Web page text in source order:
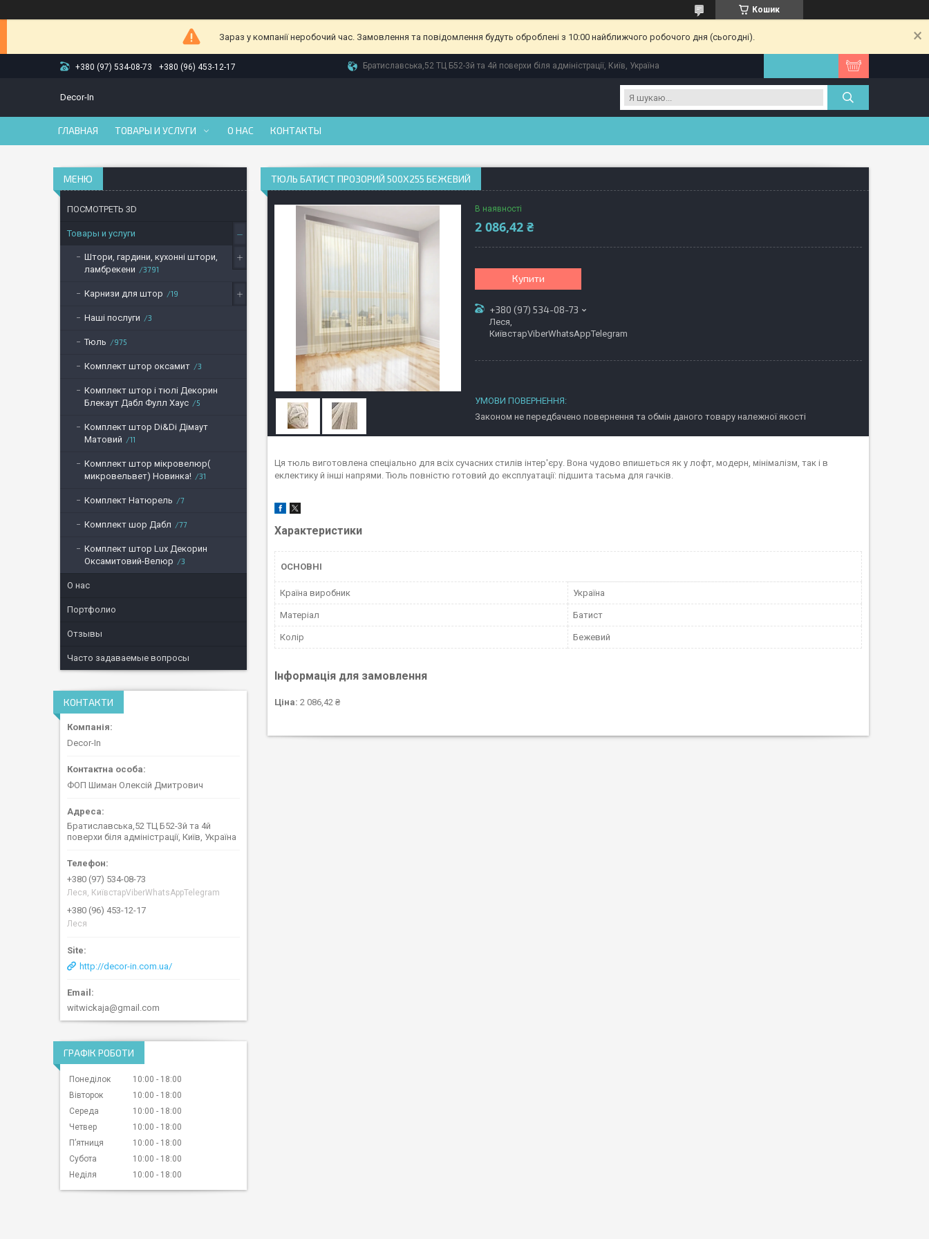
Кошик
Зараз у компанії неробочий час. Замовлення та повідомлення будуть оброблені з 10:00 найближчого робочого дня (сьогодні).
+380 (97) 534-08-73 +380 (96) 453-12-17 Братиславська,52 ТЦ Б52-3й та 4й поверхи біля адміністрації, Київ, Україна
Decor-In
ГЛАВНАЯ ТОВАРЫ И УСЛУГИ О НАС КОНТАКТЫ
ТЮЛЬ БАТИСТ ПРОЗОРИЙ 500Х255 БЕЖЕВИЙ
В наявності
2 086,42 ₴
Купити
+380 (97) 534-08-73
Леся,
КиївстарViberWhatsAppTelegram
Законом не передбачено повернення та обмін даного товару належної якості
Ця тюль виготовлена спеціально для всіх сучасних стилів інтер'єру. Вона чудово впишеться як у лофт, модерн, мінімалізм, так і в
еклектику й інші напрями. Тюль повністю готовий до експлуатації: підшита тасьма для гачків.
Характеристики
ОСНОВНІ
Країна виробник Україна
Матеріал Батист
Колір Бежевий
Інформація для замовлення
Ціна: 2 086,42 ₴
ПОСМОТРЕТЬ 3D
Товары и услуги
Штори, гардини, кухонні штори,
ламбрекени
3791
Карнизи для штор 19
Наші послуги 3
Тюль 975
Комплект штор оксамит 3
Комплект штор і тюлі Декорин
Блекаут Дабл Фулл Хаус
5
Комплект штор Di&Di Дімаут
Матовий
11
Комплект штор мікровелюр(
микровельвет) Новинка!
31
Комплект Натюрель 7
Комплект шор Дабл 77
Комплект штор Lux Декорин
Оксамитовий-Велюр
3
О нас
Портфолио
Отзывы
Часто задаваемые вопросы
КОНТАКТИ
Decor-In
ФОП Шиман Олексій Дмитрович
Братиславська,52 ТЦ Б52-3й та 4й
поверхи біля адміністрації, Київ, Україна
+380 (97) 534-08-73
Леся, КиївстарViberWhatsAppTelegram
+380 (96) 453-12-17
Леся
http://decor-in.com.ua/
witwickaja@gmail.com
ГРАФІК РОБОТИ
Понеділок 10:00
18:00
Вівторок
10:00
18:00
Середа
10:00
18:00
Четвер
10:00
18:00
Пʼятниця
10:00
18:00
Субота
10:00
18:00
Неділя
10:00 18:00